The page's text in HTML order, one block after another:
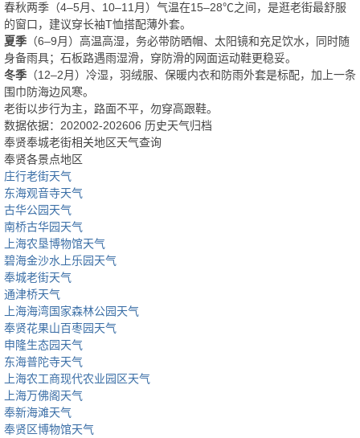
春秋两季（4–5月、10–11月）气温在15–28℃之间，是逛老街最舒服
的窗口，建议穿长袖T恤搭配薄外套。
夏季 （6–9月）高温高湿，务必带防晒帽、太阳镜和充足饮水，同时随
身备雨具；石板路遇雨湿滑，穿防滑的网面运动鞋更稳妥。
冬季 （12–2月）冷湿，羽绒服、保暖内衣和防雨外套是标配，加上一条
围巾防海边风寒。
老街以步行为主，路面不平，勿穿高跟鞋。
数据依据：202002-202606 历史天气归档
奉贤奉城老街相关地区天气查询
奉贤各景点地区
庄行老街天气
东海观音寺天气
古华公园天气
南桥古华园天气
上海农垦博物馆天气
碧海金沙水上乐园天气
奉城老街天气
通津桥天气
上海海湾国家森林公园天气
奉贤花果山百枣园天气
申隆生态园天气
东海普陀寺天气
上海农工商现代农业园区天气
上海万佛阁天气
奉新海滩天气
奉贤区博物馆天气